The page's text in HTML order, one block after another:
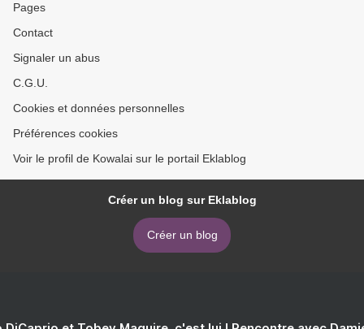
Pages
Contact
Signaler un abus
C.G.U.
Cookies et données personnelles
Préférences cookies
Voir le profil de Kowalai sur le portail Eklablog
Créer un blog sur Eklablog
Créer un blog